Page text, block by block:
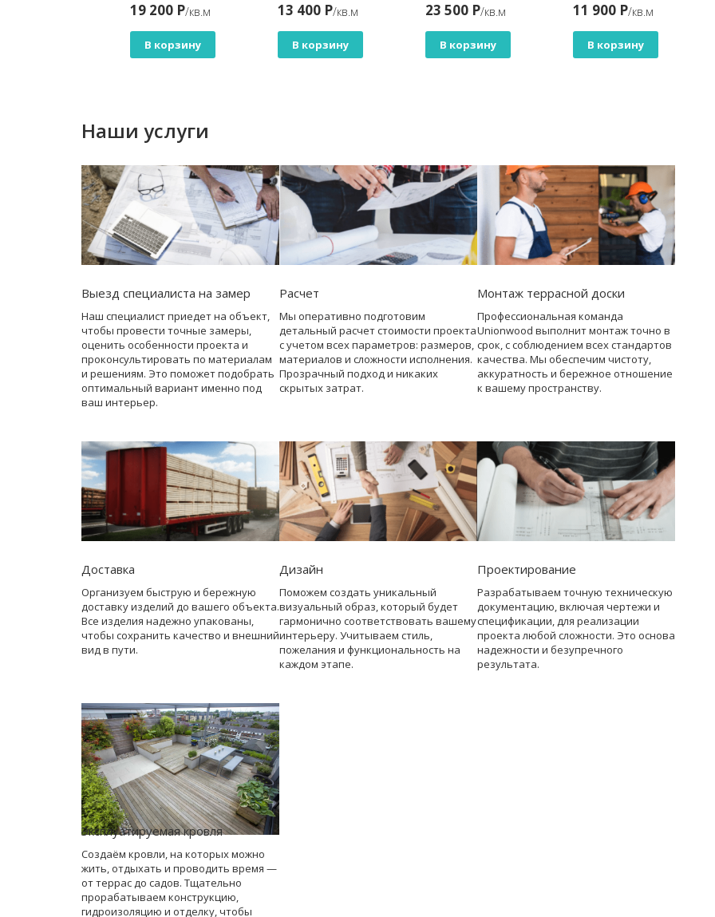
Guillotine
19 200 Р/кв.м
В корзину
Slider
13 400 Р/кв.м
В корзину
23 500 Р/кв.м
В корзину
Slider
11 900 Р/кв.м
В корзину
Наши услуги
Выезд специалиста на замер
Наш специалист приедет на объект,
чтобы провести точные замеры,
оценить особенности проекта и
проконсультировать по материалам
и решениям. Это поможет подобрать
оптимальный вариант именно под
ваш интерьер.
Расчет
Мы оперативно подготовим
детальный расчет стоимости проекта
с учетом всех параметров: размеров,
материалов и сложности исполнения.
Прозрачный подход и никаких
скрытых затрат.
Монтаж террасной доски
Профессиональная команда
Unionwood выполнит монтаж точно в
срок, с соблюдением всех стандартов
качества. Мы обеспечим чистоту,
аккуратность и бережное отношение
к вашему пространству.
Доставка
Организуем быструю и бережную
доставку изделий до вашего объекта.
Все изделия надежно упакованы,
чтобы сохранить качество и внешний
вид в пути.
Дизайн
Поможем создать уникальный
визуальный образ, который будет
гармонично соответствовать вашему
интерьеру. Учитываем стиль,
пожелания и функциональность на
каждом этапе.
Проектирование
Разрабатываем точную техническую
документацию, включая чертежи и
спецификации, для реализации
проекта любой сложности. Это основа
надежности и безупречного
результата.
Эксплуатируемая кровля
Создаём кровли, на которых можно
жить, отдыхать и проводить время —
от террас до садов. Тщательно
прорабатываем конструкцию,
гидроизоляцию и отделку, чтобы